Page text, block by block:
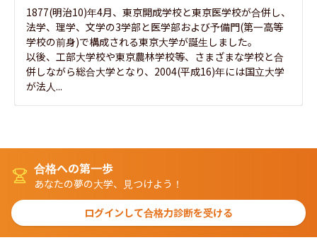
1877(明治10)年4月、東京開成学校と東京医学校が合併し、
法学、理学、文学の3学部と医学部および予備門(第一高等
学校の前身)で構成される東京大学が誕生しました。
以後、工部大学校や東京農林学校等、さまざまな学校と合
併しながら総合大学となり、2004(平成16)年には国立大学
が法人...
合格への第一歩
あなたの夢の大学、見つけよう！
ログインして合格力診断を受ける